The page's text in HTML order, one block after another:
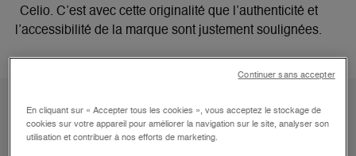
Celio. C’est avec cette originalité que l’authenticité et
l’accessibilité de la marque sont justement soulignées.
En cliquant sur « Accepter tous les cookies », vous acceptez le stockage de
cookies sur votre appareil pour améliorer la navigation sur le site, analyser son
utilisation et contribuer à nos efforts de marketing.
Continuer sans accepter